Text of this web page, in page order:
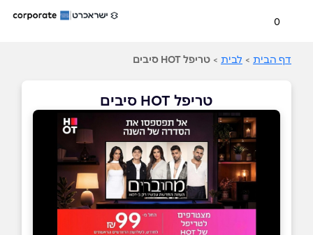
0
דף הבית > לבית > טריפל HOT סיבים
טריפל HOT סיבים